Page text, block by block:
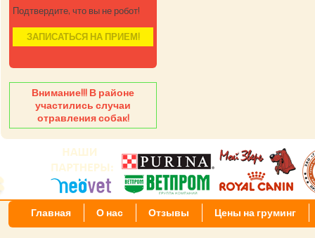
Подтвердите, что вы не робот!
Внимание!!! В районе
участились случаи
отравления собак!
Главная О нас Отзывы Цены на груминг